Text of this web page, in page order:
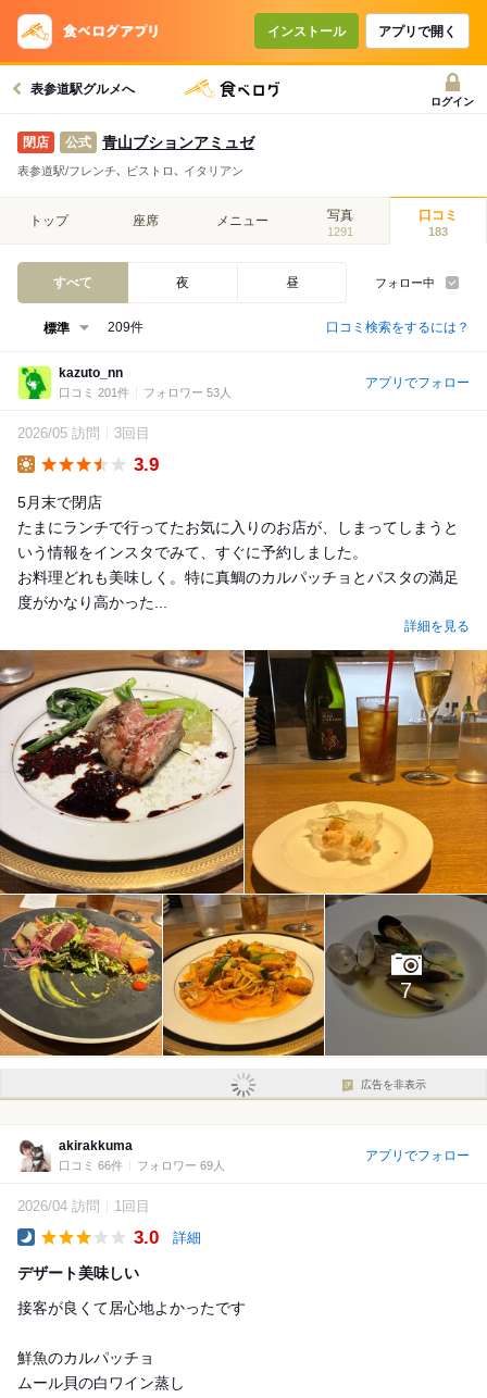
インストール アプリで開く
表参道駅グルメへ
ログイン
公式 青山ブションアミュゼ
表参道駅/フレンチ､ ビストロ､ イタリアン
トップ 座席 メニュー 写真
1291
口コミ
183
すべて 夜 昼 フォロー中
209件 口コミ検索をするには？
kazuto_nn
口コミ 201件 フォロワー 53人
アプリでフォロー
2026/05 訪問 3回目
3.9
5月末で閉店
たまにランチで行ってたお気に入りのお店が、しまってしまうと
いう情報をインスタでみて、すぐに予約しました。
お料理どれも美味しく。特に真鯛のカルパッチョとパスタの満足
度がかなり高かった...
詳細を見る
7
広告を非表示
akirakkuma
口コミ 66件 フォロワー 69人
アプリでフォロー
2026/04 訪問 1回目
3.0 詳細
デザート美味しい
接客が良くて居心地よかったです
鮮魚のカルパッチョ
ムール貝の白ワイン蒸し